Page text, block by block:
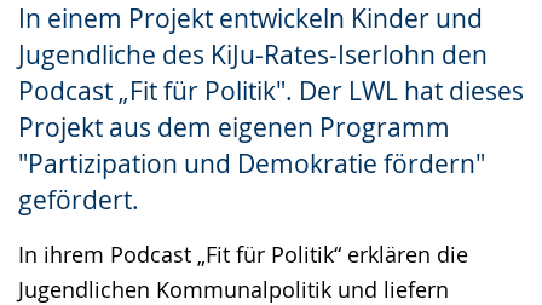
In einem Projekt entwickeln Kinder und
Jugendliche des KiJu-Rates-Iserlohn den
Podcast „Fit für Politik". Der LWL hat dieses
Projekt aus dem eigenen Programm
"Partizipation und Demokratie fördern"
gefördert.
In ihrem Podcast „Fit für Politik“ erklären die
Jugendlichen Kommunalpolitik und liefern
wechseln.
Deutscher
Gebärdensprache
wird
angezeigt.